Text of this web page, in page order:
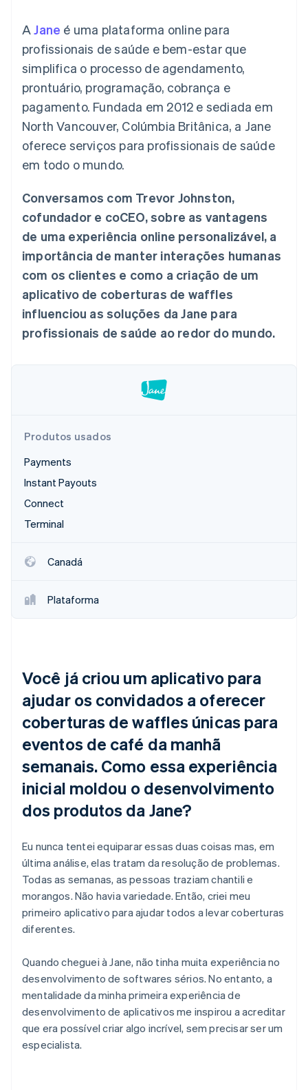
Boost
de aceitação
Link
Checkout
acelerado
contábil
Stripe Sigma
Relatórios
personalizados
Data Pipeline
Sincronização
de dados
Mais
Radar
Prevenção de fraudes
Atlas
Incorporação de startups
Climate
Remoção de carbono
Veja como a Stripe está construindo a infraestrutura
Plataformas
SaaS
Por setor
Empresas de IA
Economia de criadores
Jogos
e lazer
Seguros
Mídia e entretenimento
Organizações sem fins
lucrativos
Serviços profissionais
Setor público
Varejo
Stripe App Marketplace
uso
Emita cartões
stablecoins
Provisione e gerencie
serviços com agentes
Recursos
aplicativos
Exemplos de códigos
Blog de
desenvolvedores
Status da API
produto
Conferência anual das
sessões
Carreiras
Sala de imprensa
Stripe Press
Contato
Fale com a equipe de
Seja um parceiro
AJane é uma plataforma online para
profissionais de saúde e bem-estar que
simplifica o processo de agendamento,
prontuário, programação, cobrança e
pagamento. Fundada em 2012 e sediada em
North Vancouver, Colúmbia Britânica, a Jane
oferece serviços para profissionais de saúde
em todo o mundo.
Conversamos com Trevor Johnston,
cofundador e coCEO, sobre as vantagens
de uma experiência online personalizável, a
importância de manter interações humanas
com os clientes e como a criação de um
aplicativo de coberturas de waffles
influenciou as soluções da Jane para
profissionais de saúde ao redor do mundo.
Produtos usados
Payments
Instant Payouts
Connect
Terminal
Canadá
Plataforma
Você já criou um aplicativo para
ajudar os convidados a oferecer
coberturas de waffles únicas para
eventos de café da manhã
semanais. Como essa experiência
inicial moldou o desenvolvimento
dos produtos da Jane?
Eu nunca tentei equiparar essas duas coisas mas, em
última análise, elas tratam da resolução de problemas.
Todas as semanas, as pessoas traziam chantili e
morangos. Não havia variedade. Então, criei meu
primeiro aplicativo para ajudar todos a levar coberturas
diferentes.
Quando cheguei à Jane, não tinha muita experiência no
desenvolvimento de softwares sérios. No entanto, a
mentalidade da minha primeira experiência de
desenvolvimento de aplicativos me inspirou a acreditar
que era possível criar algo incrível, sem precisar ser um
especialista.